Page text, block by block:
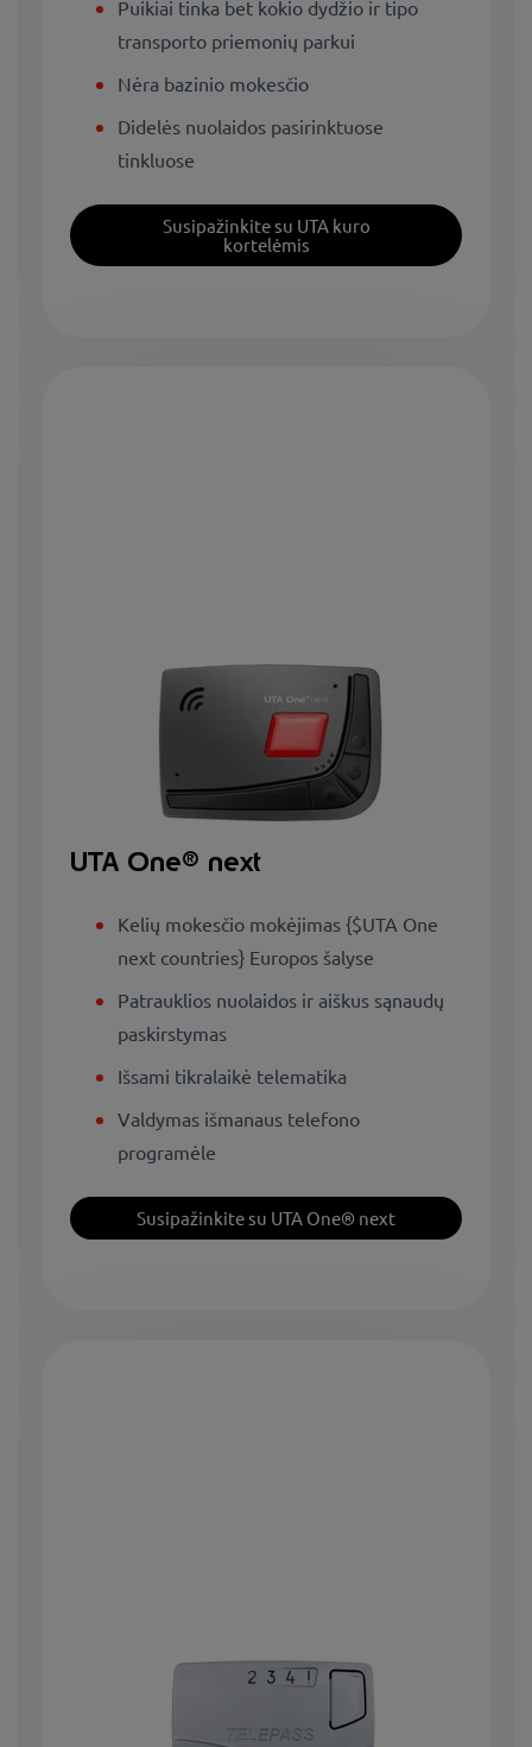
Puikiai tinka bet kokio dydžio ir tipo
transporto priemonių parkui
Nėra bazinio mokesčio
Didelės nuolaidos pasirinktuose
tinkluose
Susipažinkite su UTA kuro
kortelėmis
UTA One® next
Kelių mokesčio mokėjimas {$UTA One
next countries} Europos šalyse
Patrauklios nuolaidos ir aiškus sąnaudų
paskirstymas
Išsami tikralaikė telematika
Valdymas išmanaus telefono
programėle
Susipažinkite su UTA One® next